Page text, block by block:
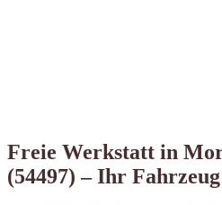
Freie Werkstatt in
(54497) – Ihr